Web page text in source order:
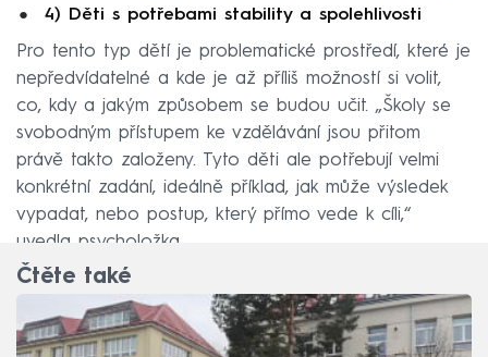
4) Děti s potřebami stability a spolehlivosti
Pro tento typ dětí je problematické prostředí, které je
nepředvídatelné a kde je až příliš možností si volit,
co, kdy a jakým způsobem se budou učit. „Školy se
svobodným přístupem ke vzdělávání jsou přitom
právě takto založeny. Tyto děti ale potřebují velmi
konkrétní zadání, ideálně příklad, jak může výsledek
vypadat, nebo postup, který přímo vede k cíli,“
uvedla psycholožka.
Čtěte také